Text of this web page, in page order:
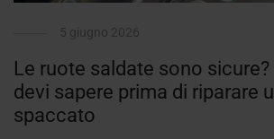
Le ruote saldate sono
devi sapere prima di riparare
spaccato